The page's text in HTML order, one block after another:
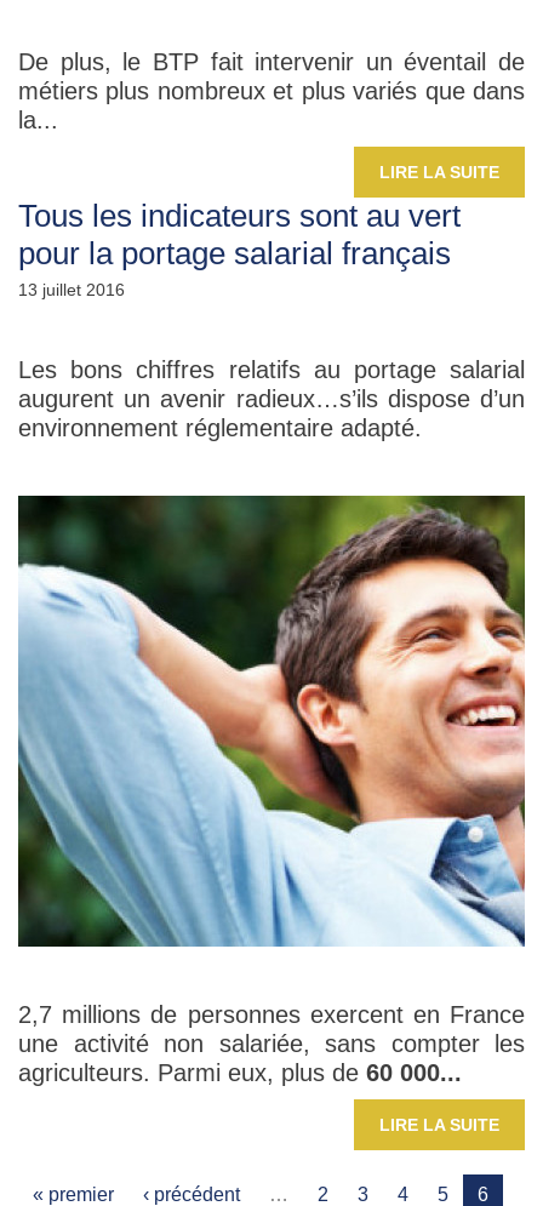
De plus, le BTP fait intervenir un éventail de
métiers plus nombreux et plus variés que dans
la...
LIRE LA SUITE
Tous les indicateurs sont au vert
pour la portage salarial français
13 juillet 2016
Les bons chiffres relatifs au portage salarial
augurent un avenir radieux…s’ils dispose d’un
environnement réglementaire adapté.
2,7 millions de personnes exercent en France
une activité non salariée, sans compter les
agriculteurs. Parmi eux, plus de 60 000...
LIRE LA SUITE
« premier ‹ précédent … 2 3 4 5
6